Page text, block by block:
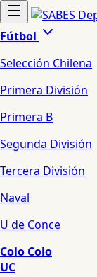
Fútbol
Selección Chilena
Primera División
Primera B
Segunda División
Tercera División
Naval
U de Conce
Colo Colo
UC